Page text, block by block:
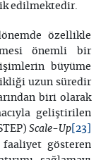
edilmektedir.
özellikle
önemli bir
büyüme
uzun süredir
biri olarak
geliştirilen
Scale-Up [23]
gösteren